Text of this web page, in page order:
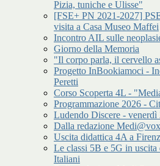
Pizia, tuniche e Ulisse"
[FSE+ PN 2021-2027]
visita a Casa Museo Maffei
Incontro AIL sulle
Giorno della Memoria
"Il corpo parla, il cervello
Progetto InBookiamoci -
Peretti
Corso Scoperta 4L -
Programmazione 2026 -
Ludendo Discere -
Dalla redazione
Uscita didattica 4A a
Le classi 5B e 5G in
Italiani